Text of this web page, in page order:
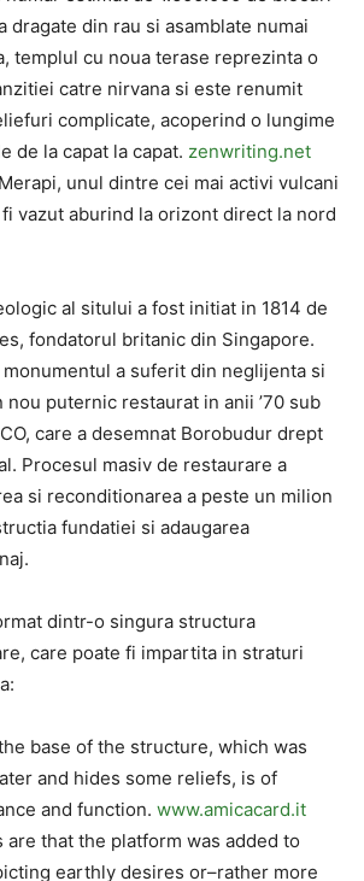
dragate din rau si asamblate numai
templul cu noua terase reprezinta o
catre nirvana si este renumit
complicate, acoperind o lungime
de la capat la capat. zenwriting.net
unul dintre cei mai activi vulcani
vazut aburind la orizont direct la nord
al sitului a fost initiat in 1814 de
fondatorul britanic din Singapore.
monumentul a suferit din neglijenta si
nou puternic restaurat in anii ’70 sub
care a desemnat Borobudur drept
Procesul masiv de restaurare a
si reconditionarea a peste un milion
fundatiei si adaugarea
dintr-o singura structura
care poate fi impartita in straturi
base of the structure, which was
and hides some reliefs, is of
and function. www.amicacard.it
that the platform was added to
earthly desires or–rather more